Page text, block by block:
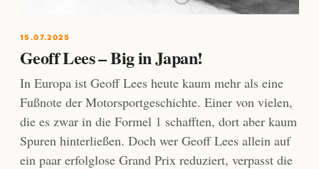
15.07.2025
Geoff Lees – Big in Japan!
In Europa ist Geoff Lees heute kaum mehr als eine
Fußnote der Motorsportgeschichte. Einer von vielen,
die es zwar in die Formel 1 schafften, dort aber kaum
Spuren hinterließen. Doch wer Geoff Lees allein auf
ein paar erfolglose Grand Prix reduziert, verpasst die